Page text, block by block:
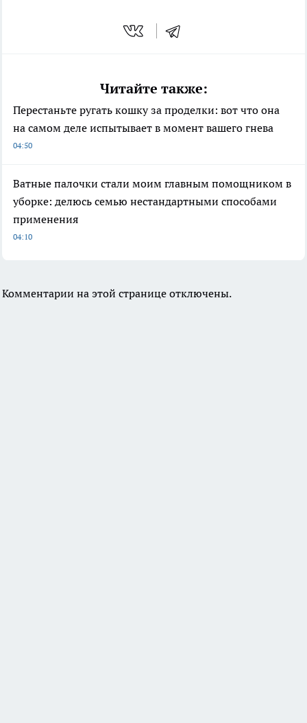
Читайте также:
Перестаньте ругать кошку за проделки: вот что она
на самом деле испытывает в момент вашего гнева
04:50
Ватные палочки стали моим главным помощником в
уборке: делюсь семью нестандартными способами
применения
04:10
Комментарии на этой странице отключены.